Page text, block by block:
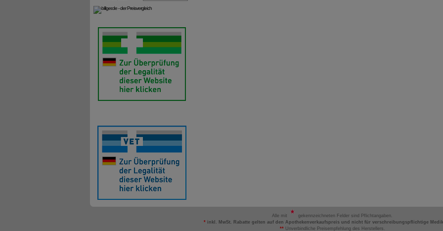
Alle mit
gekennzeichneten Felder sind Pflichtangaben.
* inkl. MwSt. Rabatte gelten auf den Apothekenverkaufspreis und nicht für verschreibungspflichtige
**Unverbindliche Preisempfehlung des Herstellers.